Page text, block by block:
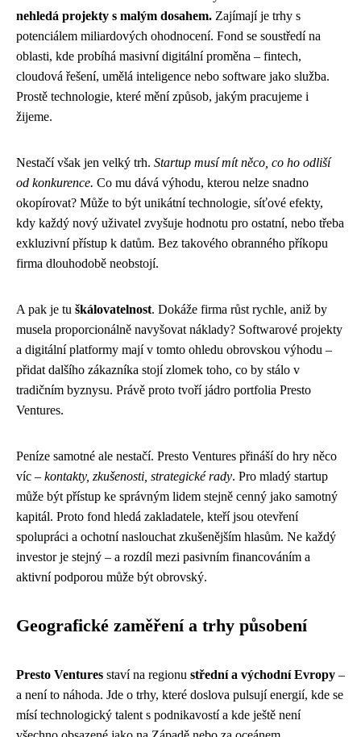
nehledá projekty s malým dosahem. Zajímají je trhy s
potenciálem miliardových ohodnocení. Fond se soustředí na
oblasti, kde probíhá masivní digitální proměna – fintech,
cloudová řešení, umělá inteligence nebo software jako služba.
Prostě technologie, které mění způsob, jakým pracujeme i
žijeme.
Nestačí však jen velký trh. Startup musí mít něco, co ho odliší
od konkurence. Co mu dává výhodu, kterou nelze snadno
okopírovat? Může to být unikátní technologie, síťové efekty,
kdy každý nový uživatel zvyšuje hodnotu pro ostatní, nebo třeba
exkluzivní přístup k datům. Bez takového obranného příkopu
firma dlouhodobě neobstojí.
A pak je tu škálovatelnost. Dokáže firma růst rychle, aniž by
musela proporcionálně navyšovat náklady? Softwarové projekty
a digitální platformy mají v tomto ohledu obrovskou výhodu –
přidat dalšího zákazníka stojí zlomek toho, co by stálo v
tradičním byznysu. Právě proto tvoří jádro portfolia Presto
Ventures.
Peníze samotné ale nestačí. Presto Ventures přináší do hry něco
víc – kontakty, zkušenosti, strategické rady. Pro mladý startup
může být přístup ke správným lidem stejně cenný jako samotný
kapitál. Proto fond hledá zakladatele, kteří jsou otevření
spolupráci a ochotní naslouchat zkušenějším hlasům. Ne každý
investor je stejný – a rozdíl mezi pasivním financováním a
aktivní podporou může být obrovský.
Geografické zaměření a trhy působení
Presto Ventures staví na regionu střední a východní Evropy –
a není to náhoda. Jde o trhy, které doslova pulsují energií, kde se
mísí technologický talent s podnikavostí a kde ještě není